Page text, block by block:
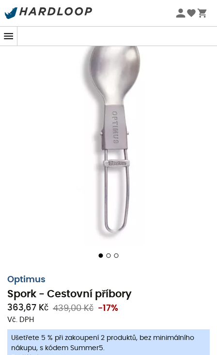
Letní akce 🔥 -5 % EXTRA při nákupu 2 produktů* s kódem
Optimus
Spork - Cestovní příbory
363,67 Kč 439,00 Kč -17%
Vč. DPH
Ušetřete 5 % při zakoupení 2 produktů, bez minimálního
nákupu, s kódem Summer5.